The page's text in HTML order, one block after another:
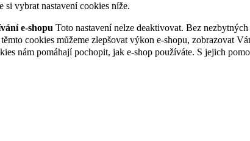
si vybrat nastavení cookies níže.
e-shopu Toto nastavení nelze deaktivovat. Bez
cookies můžeme zlepšovat výkon e-shopu, zobrazovat
nám pomáhají pochopit, jak e-shop používáte. S jejich